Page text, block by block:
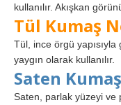
kullanılır. Akışkan
Tül Kumaş
Tül, ince örgü
yaygın olarak kullanılır.
Saten
Saten, parlak yüzeyi ve